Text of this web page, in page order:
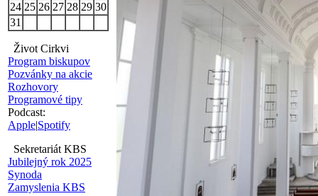
24 25 26 27 28 29 30
31
Život Cirkvi
Program biskupov
Pozvánky na akcie
Rozhovory
Programové tipy
Podcast:
Apple|Spotify
Sekretariát KBS
Jubilejný rok 2025
Synoda
Zamyslenia KBS